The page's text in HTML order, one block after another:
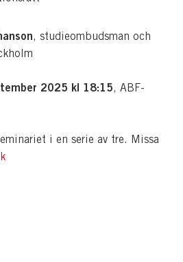
, studieombudsman och
2025 kl 18:15, ABF-
i en serie av tre. Missa